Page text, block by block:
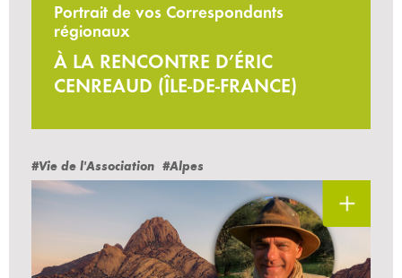
Portrait de vos Correspondants
régionaux
À LA RENCONTRE D’ÉRIC
CENREAUD (ÎLE-DE-FRANCE)
#Vie de l'Association #Alpes